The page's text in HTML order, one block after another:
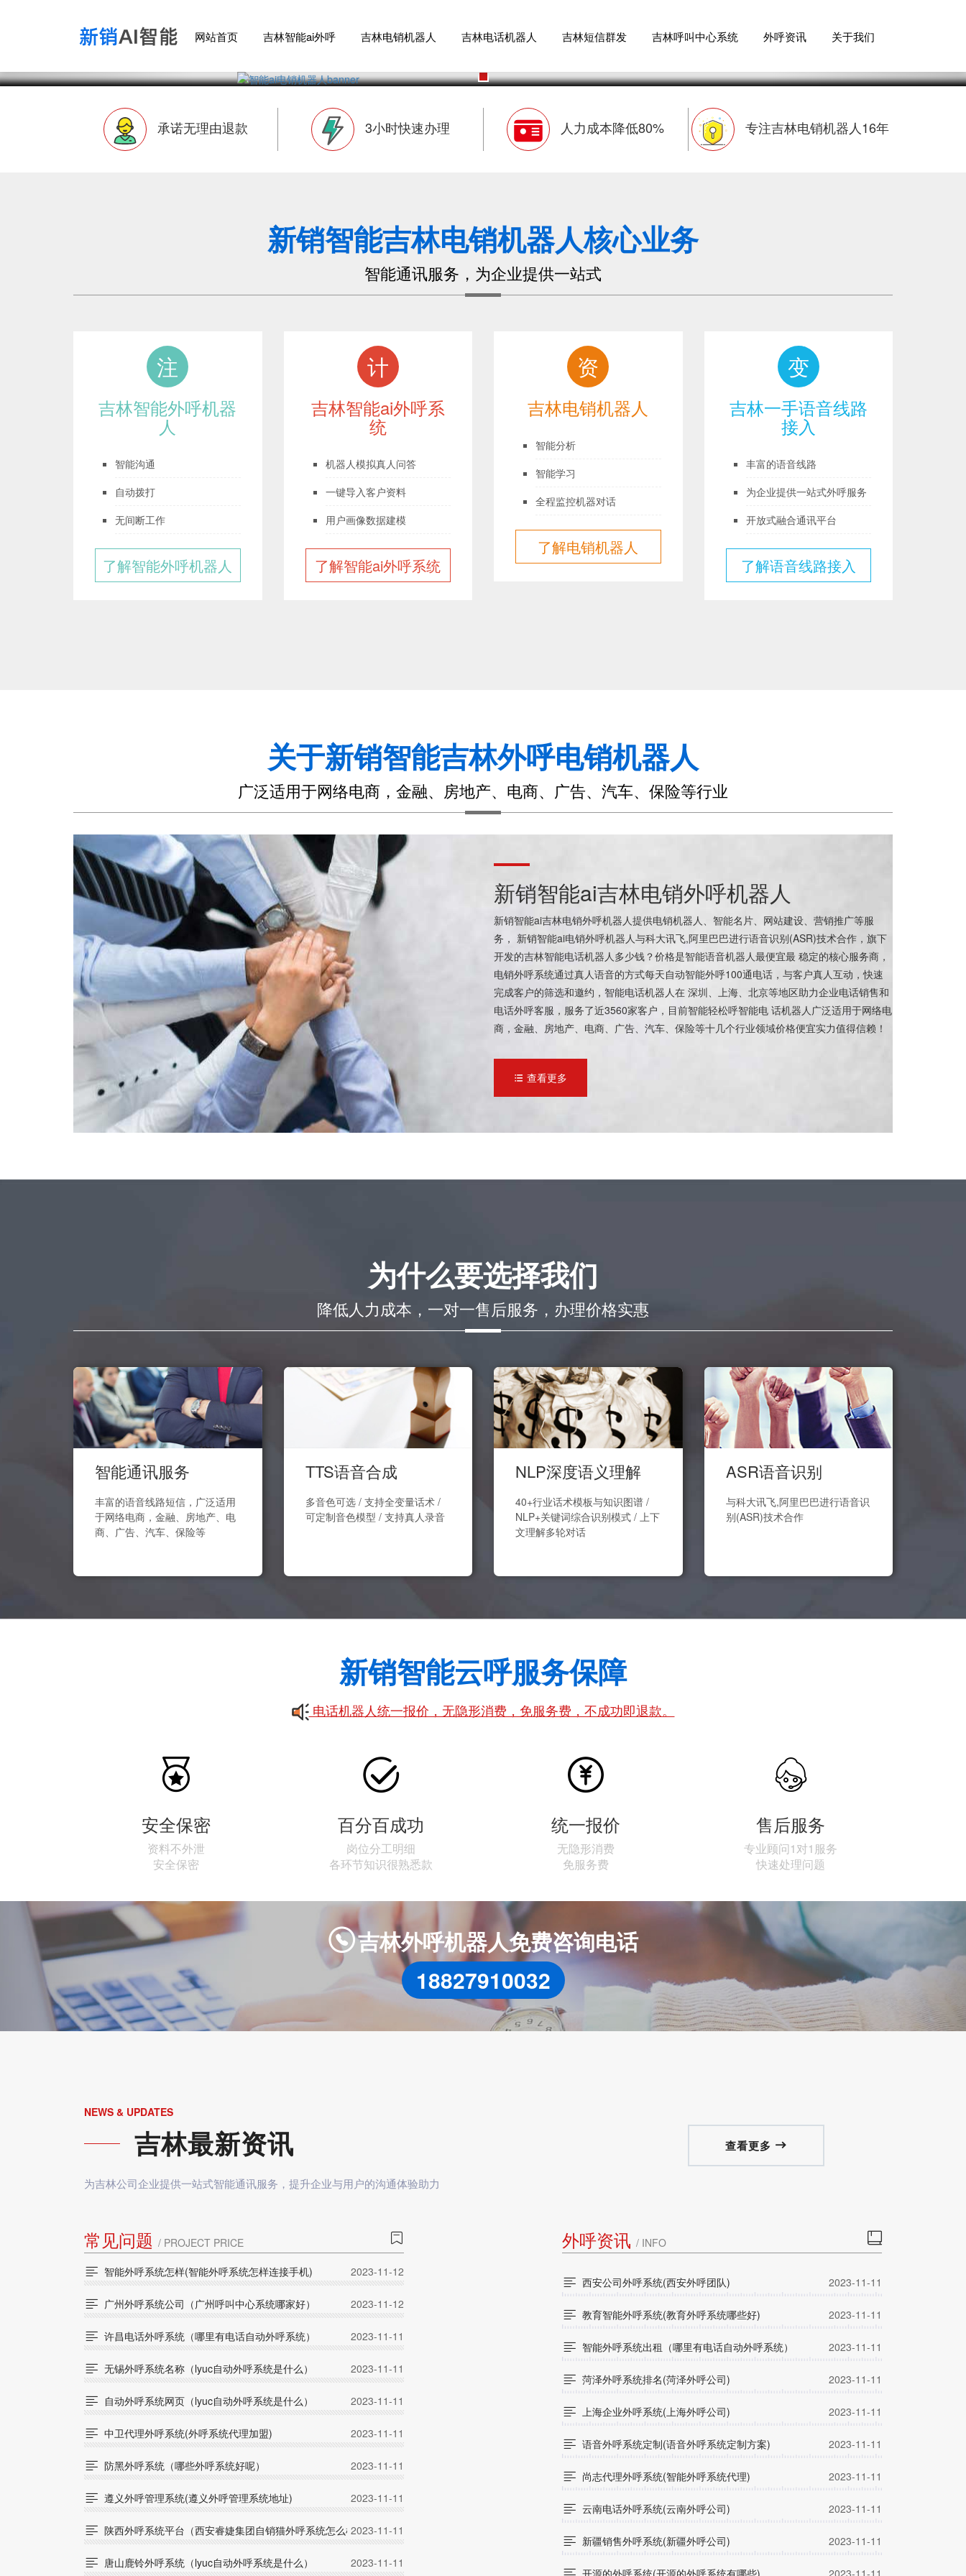
网站首页 吉林智能ai外呼 吉林电销机器人 吉林电话机器人 吉林短信群发 吉林呼叫中心系统 外呼资讯 关于我们
承诺无理由退款 3小时快速办理 人力成本降低80% 专注吉林电销机器人16年
新销智能吉林电销机器人核心业务
智能通讯服务，为企业提供一站式
注
吉林智能外呼机器
人
智能沟通
自动拨打
无间断工作
了解智能外呼机器人
计
吉林智能ai外呼系
统
机器人模拟真人问答
一键导入客户资料
用户画像数据建模
了解智能ai外呼系统
资
吉林电销机器人
智能分析
智能学习
全程监控机器对话
了解电销机器人
变
吉林一手语音线路
接入
丰富的语音线路
为企业提供一站式外呼服务
开放式融合通讯平台
了解语音线路接入
关于新销智能吉林外呼电销机器人
广泛适用于网络电商，金融、房地产、电商、广告、汽车、保险等行业
新销智能ai吉林电销外呼机器人
新销智能ai吉林电销外呼机器人提供电销机器人、智能名片、网站建设、营销推广等服
务， 新销智能ai电销外呼机器人与科大讯飞,阿里巴巴进行语音识别(ASR)技术合作，旗下
开发的吉林智能电话机器人多少钱？价格是智能语音机器人最便宜最 稳定的核心服务商，
电销外呼系统通过真人语音的方式每天自动智能外呼100通电话，与客户真人互动，快速
完成客户的筛选和邀约，智能电话机器人在 深圳、上海、北京等地区助力企业电话销售和
电话外呼客服，服务了近3560家客户，目前智能轻松呼智能电 话机器人广泛适用于网络电
商，金融、房地产、电商、广告、汽车、保险等十几个行业领域价格便宜实力值得信赖！
 查看更多
为什么要选择我们
降低人力成本，一对一售后服务，办理价格实惠
智能通讯服务
丰富的语音线路短信，广泛适用
于网络电商，金融、房地产、电
商、广告、汽车、保险等
TTS语音合成
多音色可选 / 支持全变量话术 /
可定制音色模型 / 支持真人录音
NLP深度语义理解
40+行业话术模板与知识图谱 /
NLP+关键词综合识别模式 / 上下
文理解多轮对话
ASR语音识别
与科大讯飞,阿里巴巴进行语音识
别(ASR)技术合作
新销智能云呼服务保障
电话机器人统一报价，无隐形消费，免服务费，不成功即退款。

安全保密
资料不外泄
安全保密

百分百成功
岗位分工明细
各环节知识很熟悉款

统一报价
无隐形消费
免服务费

售后服务
专业顾问1对1服务
快速处理问题
吉林外呼机器人免费咨询电话
18827910032
NEWS & UPDATES
吉林最新资讯
为吉林公司企业提供一站式智能通讯服务，提升企业与用户的沟通体验助力
查看更多 
常见问题 / PROJECT PRICE 
 智能外呼系统怎样(智能外呼系统怎样连接手机) 2023-11-12
 广州外呼系统公司（广州呼叫中心系统哪家好） 2023-11-12
 许昌电话外呼系统（哪里有电话自动外呼系统） 2023-11-11
 无锡外呼系统名称（lyuc自动外呼系统是什么） 2023-11-11
 自动外呼系统网页（lyuc自动外呼系统是什么） 2023-11-11
 中卫代理外呼系统(外呼系统代理加盟) 2023-11-11
 防黑外呼系统（哪些外呼系统好呢） 2023-11-11
 遵义外呼管理系统(遵义外呼管理系统地址) 2023-11-11
 陕西外呼系统平台（西安睿婕集团自销猫外呼系统怎么样）2023-11-11
 唐山鹿铃外呼系统（lyuc自动外呼系统是什么） 2023-11-11
外呼资讯 / INFO 
 西安公司外呼系统(西安外呼团队) 2023-11-11
 教育智能外呼系统(教育外呼系统哪些好) 2023-11-11
 智能外呼系统出租（哪里有电话自动外呼系统） 2023-11-11
 菏泽外呼系统排名(菏泽外呼公司) 2023-11-11
 上海企业外呼系统(上海外呼公司) 2023-11-11
 语音外呼系统定制(语音外呼系统定制方案) 2023-11-11
 尚志代理外呼系统(智能外呼系统代理) 2023-11-11
 云南电话外呼系统(云南外呼公司) 2023-11-11
 新疆销售外呼系统(新疆外呼公司) 2023-11-11
